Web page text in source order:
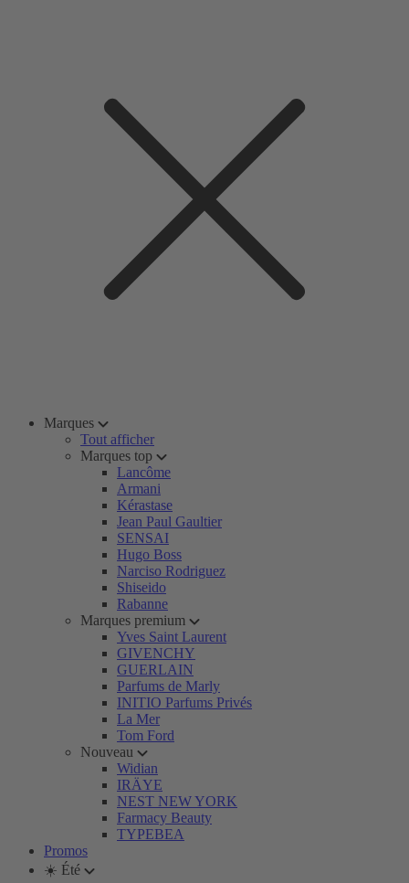
Marques
Tout afficher
Marques top
Lancôme
Armani
Kérastase
Jean Paul Gaultier
SENSAI
Hugo Boss
Narciso Rodriguez
Shiseido
Rabanne
Marques premium
Yves Saint Laurent
GIVENCHY
GUERLAIN
Parfums de Marly
INITIO Parfums Privés
La Mer
Tom Ford
Nouveau
Widian
IRÄYE
NEST NEW YORK
Farmacy Beauty
TYPEBEA
Promos
☀️ Été